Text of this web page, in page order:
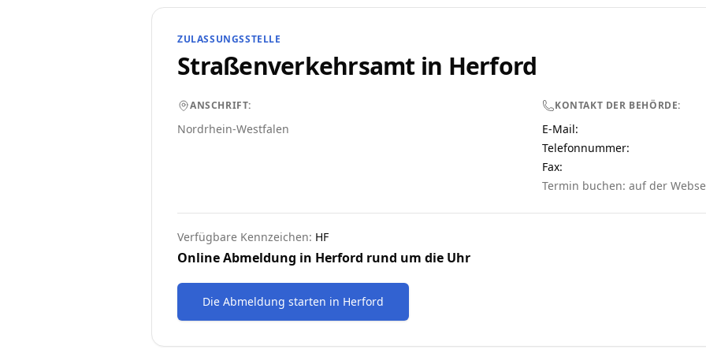
ZULASSUNGSSTELLE
Straßenverkehrsamt in Herford
ANSCHRIFT:
Nordrhein-Westfalen
KONTAKT DER BEHÖRDE:
E-Mail:
Telefonnummer:
Fax:
Termin buchen: auf der
Verfügbare Kennzeichen: HF
Online Abmeldung in Herford rund um die Uhr
Die Abmeldung starten in Herford